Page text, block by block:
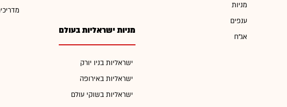
מניות
ענפים
אג"ח
מניות ישראליות בעולם
ישראליות בניו יורק
ישראליות באירופה
ישראליות בשוקי עולם